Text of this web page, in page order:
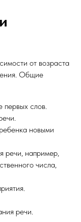
от возраста
Общие
первых слов.
новыми
речи, например,
числа,
речи.